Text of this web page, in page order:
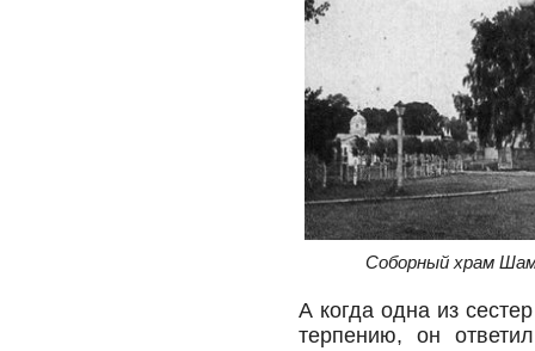
Соборный храм
А когда одна из
терпению, он